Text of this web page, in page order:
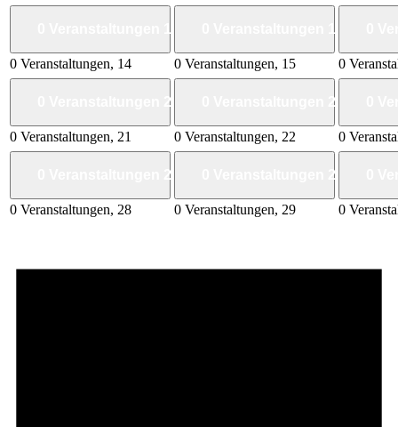
14
0 Veranstaltungen, 14
15
0 Veranstaltungen, 15 0
21
0 Veranstaltungen, 21
22
0 Veranstaltungen, 22 0
28
0 Veranstaltungen, 28
29
0 Veranstaltungen, 29 0